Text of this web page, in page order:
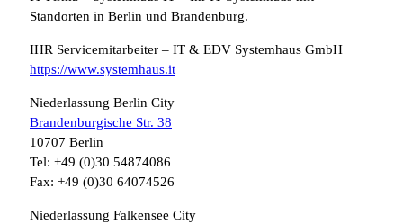
Standorten in Berlin und Brandenburg.
IHR Servicemitarbeiter – IT & EDV Systemhaus GmbH
https://www.systemhaus.it
Niederlassung Berlin City
Brandenburgische Str. 38
10707 Berlin
Tel: +49 (0)30 54874086
Fax: +49 (0)30 64074526
Niederlassung Falkensee City